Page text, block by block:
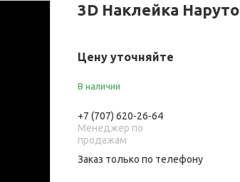
3D Наклейка Наруто
Цену уточняйте
В наличии
+7 (707) 620-26-64
Менеджер по
продажам
Заказ только по телефону